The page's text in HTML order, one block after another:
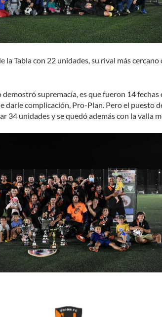
Tabla con 22 unidades, su rival más cercano
demostró supremacía, es que fueron 14
darle complicación, Pro-Plan. Pero el puesto
34 unidades y se quedó además con la valla